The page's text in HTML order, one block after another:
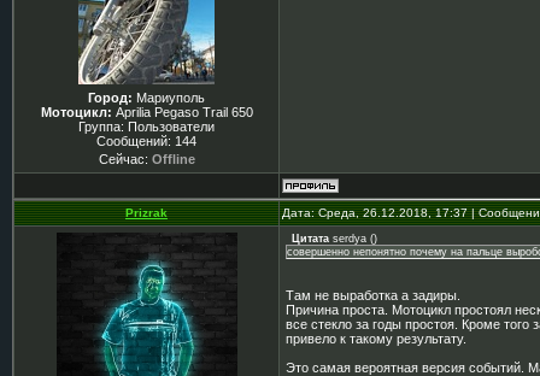
Город: Мариуполь
Мотоцикл: Aprilia Pegaso Trail 650
Группа: Пользователи
Сообщений: 144
Сейчас: Offline
Prizrak Дата: Среда, 26.12.2018, 17:37 |
Цитата serdya ()
совершенно непонятно почему на пальце
Там не выработка а задиры.
Причина проста. Мотоцикл простоял
все стекло за годы простоя. Кроме того
привело к такому результату.
Это самая вероятная версия событий.